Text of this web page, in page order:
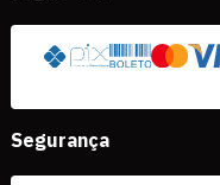
Segurança